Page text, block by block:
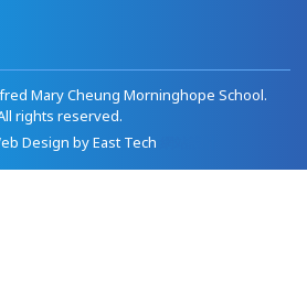
Mary Cheung Morninghope School.
rights reserved.
Design byEast Tech